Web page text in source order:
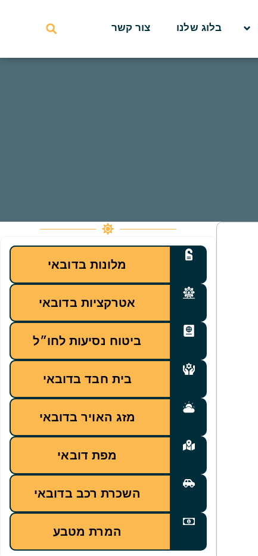
בלוג שלנו צור קשר
מלונות בדובאי
אטרקציות בדובאי
ביטוח נסיעות לחו״ל
בית חבד בדובאי
מזג האויר בדובאי
מפת דובאי
השכרת רכב בדובאי
המרת מטבע